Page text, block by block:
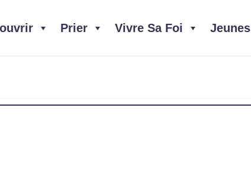
Prier Vivre Sa Foi Jeunes